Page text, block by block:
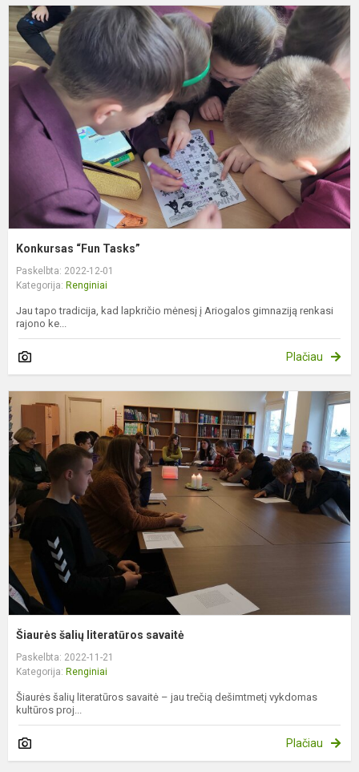
Konkursas “Fun Tasks”
Paskelbta: 2022-12-01
Kategorija: Renginiai
Jau tapo tradicija, kad lapkričio mėnesį į Ariogalos gimnaziją renkasi
rajono ke...
Plačiau
Šiaurės šalių literatūros savaitė
Paskelbta: 2022-11-21
Kategorija: Renginiai
Šiaurės šalių literatūros savaitė – jau trečią dešimtmetį vykdomas
kultūros proj...
Plačiau